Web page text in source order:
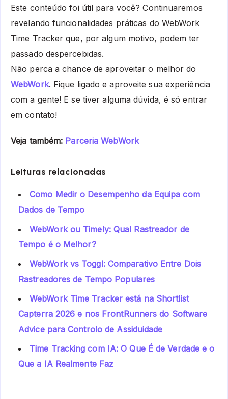
Este conteúdo foi útil para você? Continuaremos
revelando funcionalidades práticas do WebWork
Time Tracker que, por algum motivo, podem ter
passado despercebidas.
Não perca a chance de aproveitar o melhor do
WebWork. Fique ligado e aproveite sua experiência
com a gente! E se tiver alguma dúvida, é só entrar
em contato!
Veja também: Parceria WebWork
Leituras relacionadas
Como Medir o Desempenho da Equipa com
Dados de Tempo
WebWork ou Timely: Qual Rastreador de
Tempo é o Melhor?
WebWork vs Toggl: Comparativo Entre Dois
Rastreadores de Tempo Populares
WebWork Time Tracker está na Shortlist
Capterra 2026 e nos FrontRunners do Software
Advice para Controlo de Assiduidade
Time Tracking com IA: O Que É de Verdade e o
Que a IA Realmente Faz